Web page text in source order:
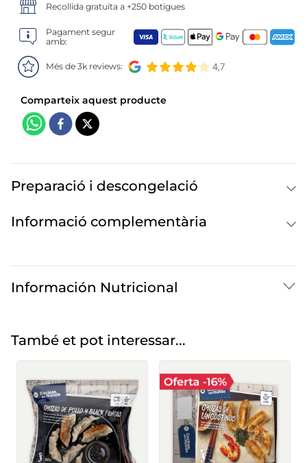
Recollida gratuïta a +250 botigues
Pagament segur
amb:
Més de 3k reviews:
Preparació i descongelació
Informació complementària
Información Nutricional
També et pot interessar...
. gambon
10. pollo